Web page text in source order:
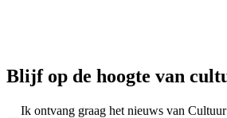
Blijf op de hoogte van
Ik ontvang graag het nieuws van